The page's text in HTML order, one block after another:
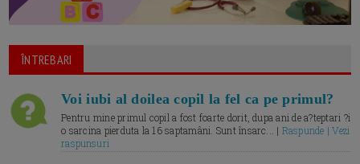
ÎNTREBARI
Voi iubi al doilea copil la fel ca pe primul?
Pentru mine primul copil a fost foarte dorit, dupa ani de a?teptari ?i
o sarcina pierduta la 16 saptamâni. Sunt însarc... | Raspunde | Vezi
raspunsuri